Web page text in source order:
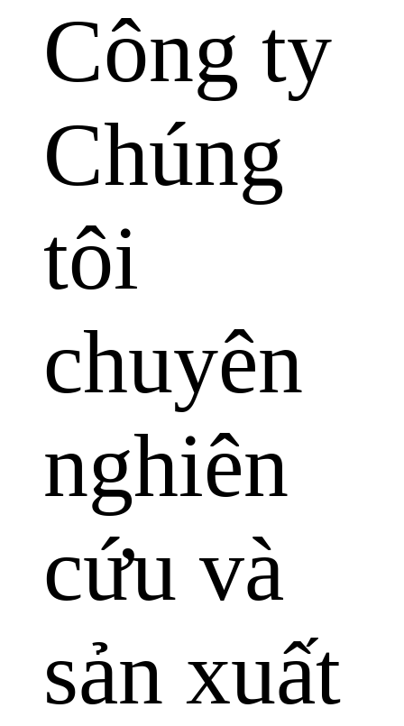
Công ty
Chúng
tôi
chuyên
nghiên
cứu và
sản xuất